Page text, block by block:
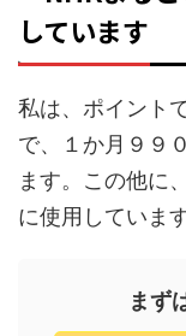
しています
私は、ポイント
で、１か月９９
ます。この他に
に使用しています
まず